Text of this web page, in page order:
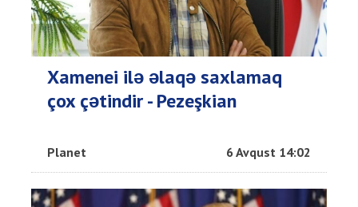
Xamenei ilə əlaqə saxlamaq
çox çətindir - Pezeşkian
Planet 6 Avqust 14:02